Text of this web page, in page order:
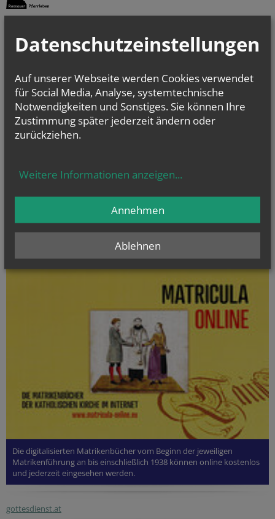
Für Ihre Spenden sind wir dankbar!
AT76 2011 1000 0681 0136
AT27 2011 1000 0680 7623
NAMENSTAGE
Hl. Teresia Benedicta vom Kreuz (Edith Stein), Hl. Hathumar,
Hl. Romanus von Rom
Herr, befiehl, dass ich auf dem Wasser zu dir komme
Die digitalisierten Matrikenbücher vom Beginn der jeweiligen
Matrikenführung an bis einschließlich 1938 können online kostenlos
und jederzeit eingesehen werden.
gottesdienst.at
Datenschutzeinstellungen
Auf unserer Webseite werden Cookies verwendet
für Social Media, Analyse, systemtechnische
Notwendigkeiten und Sonstiges. Sie können Ihre
Zustimmung später jederzeit ändern oder
zurückziehen.
Weitere Informationen anzeigen...
Ablehnen
Annehmen